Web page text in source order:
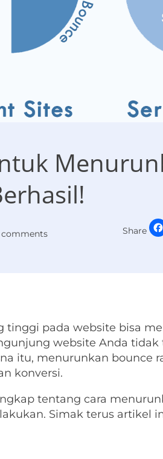
comments Share
pada website bisa
website Anda
itu, menurunkan bounce
konversi.
tentang cara
Simak terus artikel